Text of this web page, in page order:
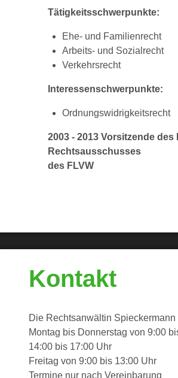
Tätigkeitsschwerpunkte:
Ehe- und Familienrecht
Arbeits- und Sozialrecht
Verkehrsrecht
Interessenschwerpunkte:
Ordnungswidrigkeitsrecht
2003 - 2013 Vorsitzende
Rechtsausschusses
des FLVW
Kontakt
Die Rechtsanwältin
Montag bis Donnerstag von 9:00
14:00 bis 17:00 Uhr
Freitag von 9:00 bis 13:00 Uhr
Termine nur nach Vereinbarung